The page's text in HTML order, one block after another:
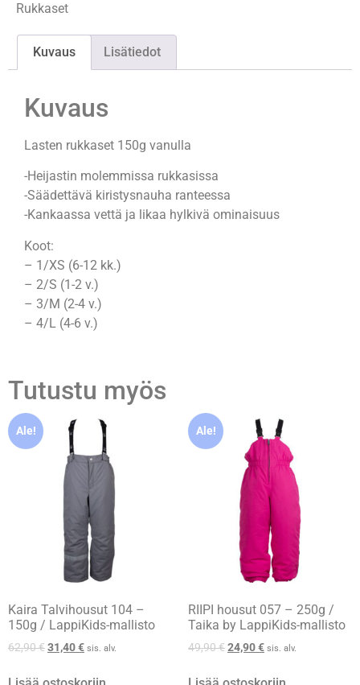
Rukkaset
Kuvaus Lisätiedot
Kuvaus
Lasten rukkaset 150g vanulla
-Heijastin molemmissa rukkasissa
-Säädettävä kiristysnauha ranteessa
-Kankaassa vettä ja likaa hylkivä ominaisuus
Koot:
– 1/XS (6-12 kk.)
– 2/S (1-2 v.)
– 3/M (2-4 v.)
– 4/L (4-6 v.)
Tutustu myös
Ale!
Kaira Talvihousut 104 –
150g / LappiKids-mallisto
62,90€31,40€ sis. alv.
Ale!
RIIPI housut 057 – 250g /
Taika by LappiKids-mallisto
49,90€24,90€ sis. alv.